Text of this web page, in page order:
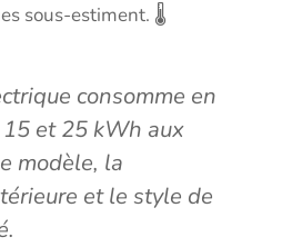
sous-estiment. 🌡️
consomme en
et 25 kWh aux
modèle, la
et le style de